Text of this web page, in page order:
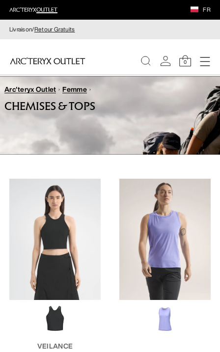
FR
Livraison/Retour Gratuits
0
FEMME
Arc'teryx Outlet Femme
CHEMISES & TOPS
VEILANCE